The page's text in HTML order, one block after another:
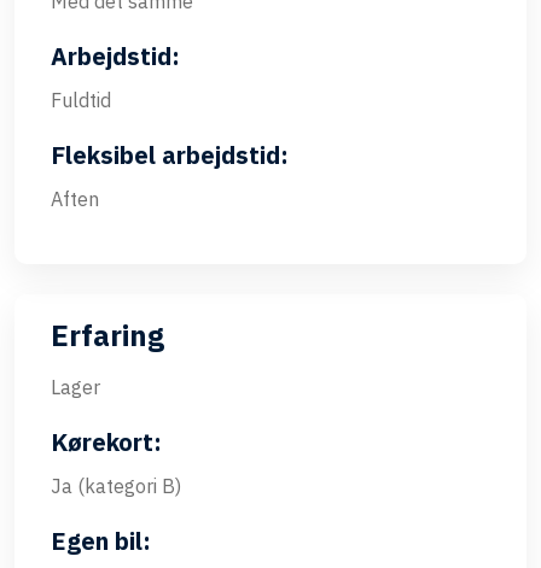
Arbejdstid:
Fuldtid
Fleksibel arbejdstid:
Aften
Erfaring
Lager
Kørekort:
Ja (kategori B)
Egen bil: